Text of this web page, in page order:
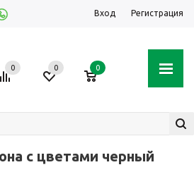
Вход Регистрация
0 0 0
с цветами черный